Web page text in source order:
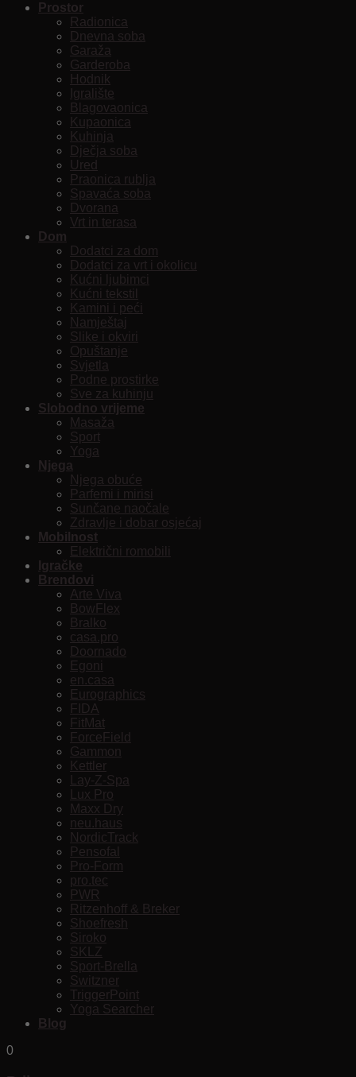
Prostor
Radionica
Dnevna soba
Garaža
Garderoba
Hodnik
Igralište
Blagovaonica
Kupaonica
Kuhinja
Dječja soba
Ured
Praonica rublja
Spavaća soba
Dvorana
Vrt in terasa
Dom
Dodatci za dom
Dodatci za vrt i okolicu
Kućni ljubimci
Kućni tekstil
Kamini i peći
Namještaj
Slike i okviri
Opuštanje
Svjetla
Podne prostirke
Sve za kuhinju
Slobodno vrijeme
Masaža
Sport
Yoga
Njega
Njega obuće
Parfemi i mirisi
Sunčane naočale
Zdravlje i dobar osjećaj
Mobilnost
Električni romobili
Igračke
Brendovi
Arte Viva
BowFlex
Bralko
casa.pro
Doornado
Egoni
en.casa
Eurographics
FIDA
FitMat
ForceField
Gammon
Kettler
Lay-Z-Spa
Lux Pro
Maxx Dry
neu.haus
NordicTrack
Pensofal
Pro-Form
pro.tec
PWR
Ritzenhoff & Breker
Shoefresh
Siroko
SKLZ
Sport-Brella
Switzner
TriggerPoint
Yoga Searcher
Blog
0